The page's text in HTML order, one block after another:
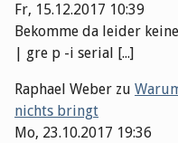
Fr, 15.12.2017 10:39
Bekomme da leider
| gre p -i serial [...]
Raphael Weber zu
nichts bringt
Mo, 23.10.2017 19:36